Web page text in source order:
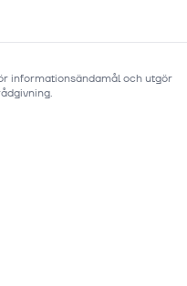
informationsändamål och utgör